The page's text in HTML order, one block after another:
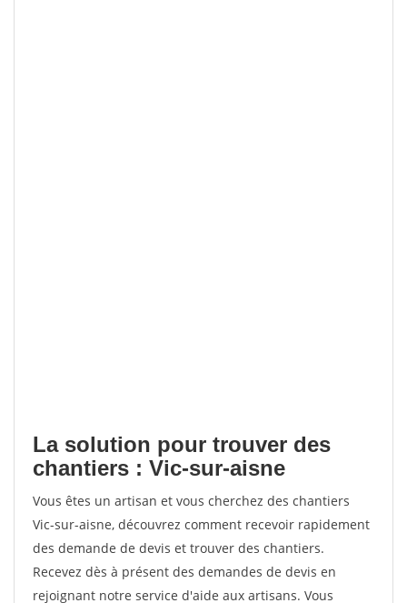
La solution pour trouver des
chantiers : Vic-sur-aisne
Vous êtes un artisan et vous cherchez des chantiers
Vic-sur-aisne, découvrez comment recevoir rapidement
des demande de devis et trouver des chantiers.
Recevez dès à présent des demandes de devis en
rejoignant notre service d'aide aux artisans. Vous